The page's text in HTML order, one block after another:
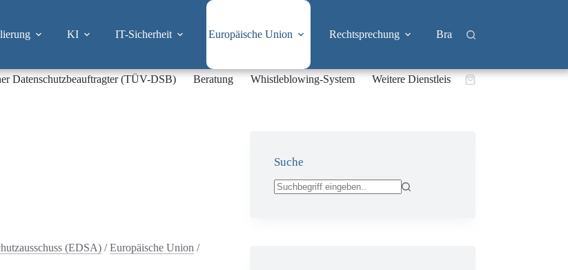
KI IT-Sicherheit Europäische Union Rechtsprechung Branchen
Datenschutzbeauftragter (TÜV-DSB) Beratung Whistleblowing-System Weitere DienstleistungenWarenkorb
(EDSA) /Europäische Union /
Suche